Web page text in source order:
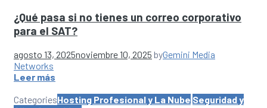
¿Qué pasa si no tienes un correo corporativo
para el SAT?
agosto 13, 2025noviembre 10, 2025 byGemini Media
Networks
Leer más
CategoriesHosting Profesional y La Nube Seguridad y